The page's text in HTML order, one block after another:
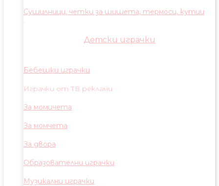
Сушилници, четки за шишета, термоси, кутии
Детски играчки
Бебешки играчки
Играчки от ТВ реклами
За момичета
За момчета
За двора
Образователни играчки
Музикални играчки